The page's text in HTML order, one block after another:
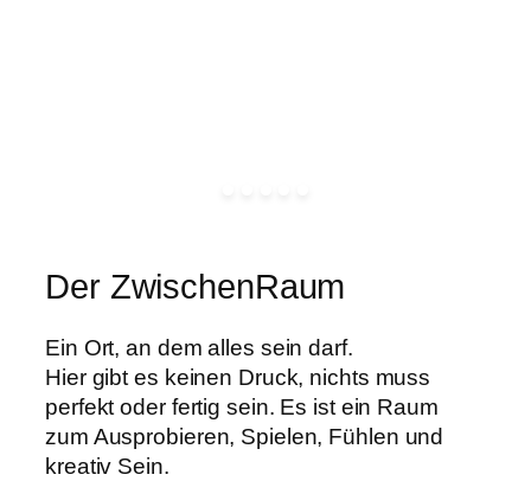
Der ZwischenRaum
Ein Ort, an dem alles sein darf.
Hier gibt es keinen Druck, nichts muss
perfekt oder fertig sein. Es ist ein Raum
zum Ausprobieren, Spielen, Fühlen und
kreativ Sein.